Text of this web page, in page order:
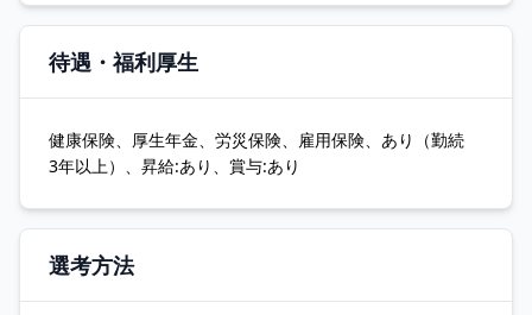
待遇・福利厚生
健康保険、厚生年金、労災保険、雇用保険、あり（勤続
3年以上）、昇給:あり、賞与:あり
選考方法